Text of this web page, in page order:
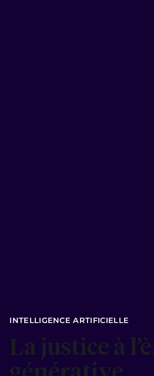
INTELLIGENCE ARTIFICIELLE
La justice à